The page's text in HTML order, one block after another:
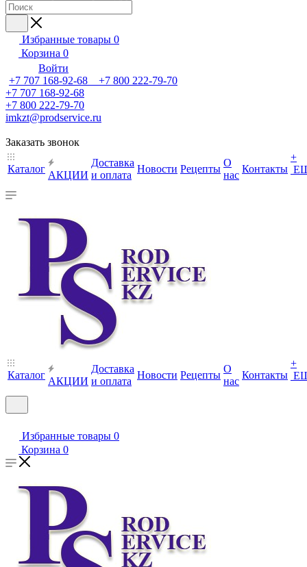
Избранные товары 0
Корзина 0
Войти
+7 707 168-92-68 +7 800 222-79-70
+7 707 168-92-68
+7 800 222-79-70
imkzt@prodservice.ru
Заказать звонок
Каталог
АКЦИИ
Доставка
и оплата
Новости Рецепты
О
нас
Контакты
+
Каталог
АКЦИИ
Доставка
и оплата
Новости Рецепты
О
нас
Контакты
+
Избранные товары 0
Корзина 0